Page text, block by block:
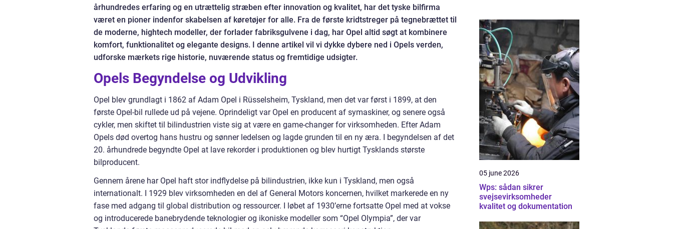
århundredes erfaring og en utrættelig stræben efter innovation og kvalitet, har det tyske bilfirma
været en pioner indenfor skabelsen af køretøjer for alle. Fra de første kridtstreger på tegnebrættet til
de moderne, hightech modeller, der forlader fabriksgulvene i dag, har Opel altid søgt at kombinere
komfort, funktionalitet og elegante designs. I denne artikel vil vi dykke dybere ned i Opels verden,
udforske mærkets rige historie, nuværende status og fremtidige udsigter.
Opels Begyndelse og Udvikling
Opel blev grundlagt i 1862 af Adam Opel i Rüsselsheim, Tyskland, men det var først i 1899, at den
første Opel-bil rullede ud på vejene. Oprindeligt var Opel en producent af symaskiner, og senere også
cykler, men skiftet til bilindustrien viste sig at være en game-changer for virksomheden. Efter Adam
Opels død overtog hans hustru og sønner ledelsen og lagde grunden til en ny æra. I begyndelsen af det
20. århundrede begyndte Opel at lave rekorder i produktionen og blev hurtigt Tysklands største
bilproducent.
Gennem årene har Opel haft stor indflydelse på bilindustrien, ikke kun i Tyskland, men også
internationalt. I 1929 blev virksomheden en del af General Motors koncernen, hvilket markerede en ny
fase med adgang til global distribution og ressourcer. I løbet af 1930’erne fortsatte Opel med at vokse
og introducerede banebrydende teknologier og ikoniske modeller som “Opel Olympia”, der var
05 june 2026
Wps: sådan sikrer
svejsevirksomheder
kvalitet og dokumentation